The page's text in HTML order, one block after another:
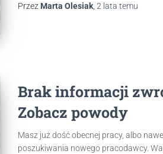
Przez Marta Olesiak, 2 lata temu
Brak informacji
Zobacz powody
Masz już dość obecnej pracy, albo
poszukiwania nowego pracodawcy.